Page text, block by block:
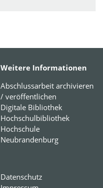
Weitere Informationen
Abschlussarbeit archivieren
/ veröffentlichen
Digitale Bibliothek
Hochschulbibliothek
Hochschule
Neubrandenburg
Datenschutz